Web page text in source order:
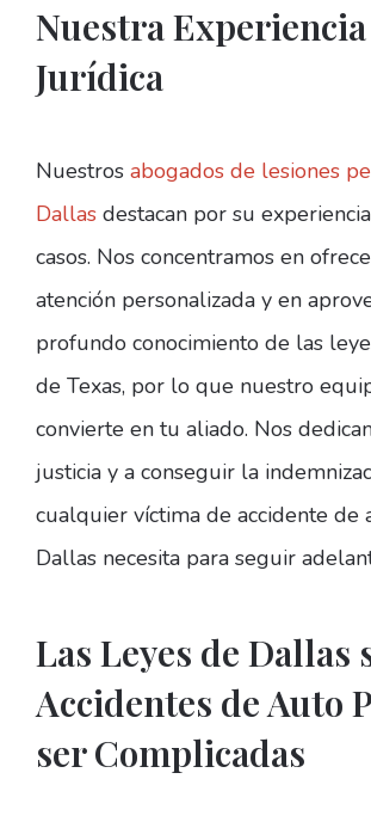
Nuestra Experiencia
Jurídica
Nuestros abogados de lesiones
Dallas destacan por su
casos. Nos concentramos en
atención personalizada y en
profundo conocimiento de las
de Texas, por lo que nuestro
convierte en tu aliado. Nos
justicia y a conseguir la
cualquier víctima de accidente de
Dallas necesita para seguir
Las Leyes de Dallas
Accidentes de Auto
ser Complicadas